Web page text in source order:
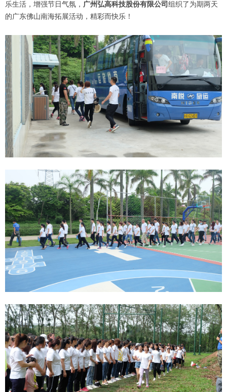
乐生活，增强节日气氛， 广州弘高科技股份有限公司 组织了为期两天
的广东佛山南海拓展活动，精彩而快乐！